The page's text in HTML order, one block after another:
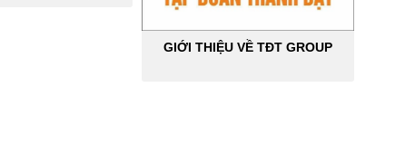
GIỚI THIỆU VỀ TĐT GROUP